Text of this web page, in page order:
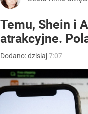
Temu, Shein i
atrakcyjne.
Dodano:dzisiaj7:07